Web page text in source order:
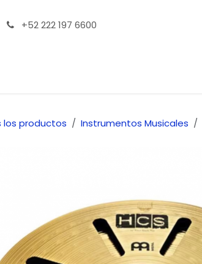
+52 222 197 6600
los productos Instrumentos Musicales